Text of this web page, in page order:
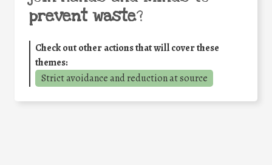
prevent waste?
Check out other actions that will cover these
themes:
Strict avoidance and reduction at source